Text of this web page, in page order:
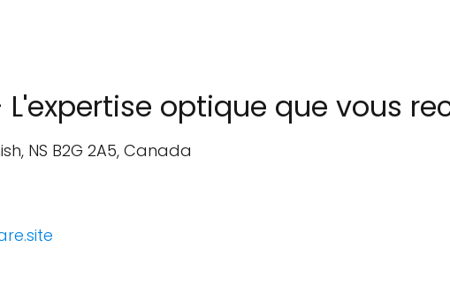
optique que vous
NS B2G 2A5, Canada